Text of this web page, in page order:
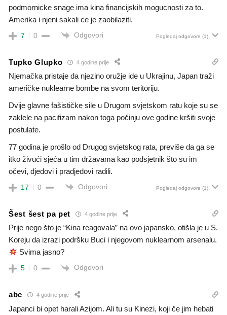
podmornicke snage ima kina financijskih mogucnosti za to.
Amerika i njeni sakali ce je zaobilaziti.
7 0 Odgovori Pogledaj odgovore (1)
Tupko Glupko 4 godine prije
Njemačka pristaje da njezino oružje ide u Ukrajinu, Japan traži
američke nuklearne bombe na svom teritoriju.
Dvije glavne fašističke sile u Drugom svjetskom ratu koje su se
zaklele na pacifizam nakon toga počinju ove godine kršiti svoje
postulate.
77 godina je prošlo od Drugog svjetskog rata, previše da ga se
itko živući sjeća u tim državama kao podsjetnik što su im
očevi, djedovi i pradjedovi radili.
17 0 Odgovori Pogledaj odgovore (1)
Šest šest pa pet 4 godine prije
Prije nego što je “Kina reagovala” na ovo japansko, otišla je u S.
Koreju da izrazi podršku Buci i njegovom nuklearnom arsenalu.
Svima jasno?
5 0 Odgovori
abc 4 godine prije
Japanci bi opet harali Azijom. Ali tu su Kinezi, koji če jim hebati